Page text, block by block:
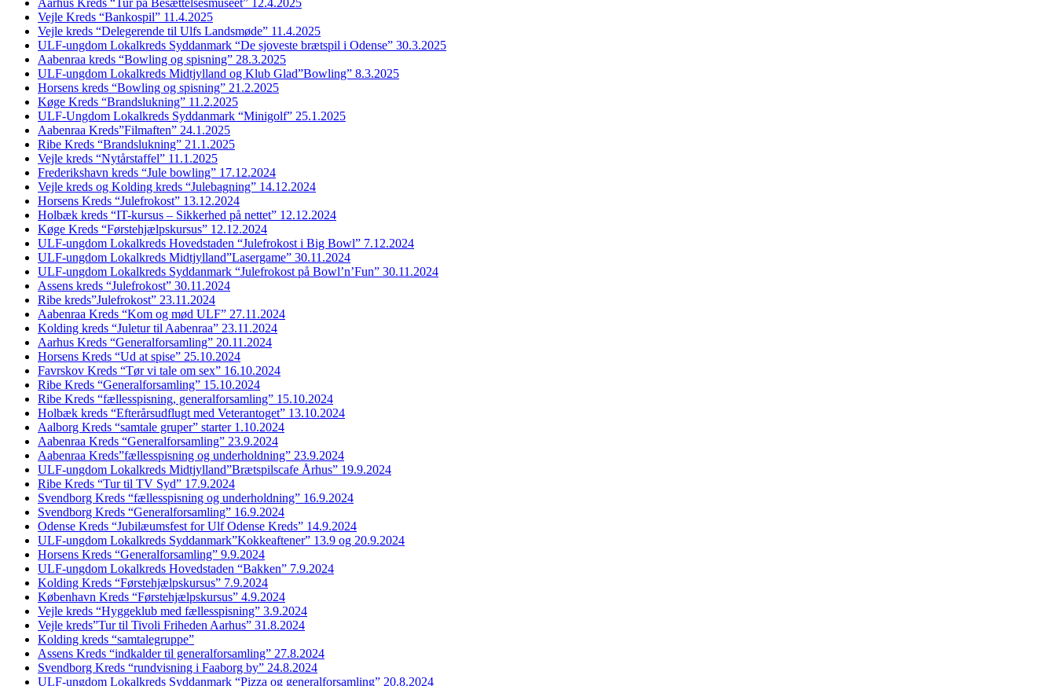
Aarhus Kreds “Tur på Besættelsesmuseet” 12.4.2025
Vejle Kreds “Bankospil” 11.4.2025
Vejle kreds “Delegerende til Ulfs Landsmøde” 11.4.2025
ULF-ungdom Lokalkreds Syddanmark “De sjoveste brætspil i Odense” 30.3.2025
Aabenraa kreds “Bowling og spisning” 28.3.2025
ULF-ungdom Lokalkreds Midtjylland og Klub Glad”Bowling” 8.3.2025
Horsens kreds “Bowling og spisning” 21.2.2025
Køge Kreds “Brandslukning” 11.2.2025
ULF-Ungdom Lokalkreds Syddanmark “Minigolf” 25.1.2025
Aabenraa Kreds”Filmaften” 24.1.2025
Ribe Kreds “Brandslukning” 21.1.2025
Vejle kreds “Nytårstaffel” 11.1.2025
Frederikshavn kreds “Jule bowling” 17.12.2024
Vejle kreds og Kolding kreds “Julebagning” 14.12.2024
Horsens Kreds “Julefrokost” 13.12.2024
Holbæk kreds “IT-kursus – Sikkerhed på nettet” 12.12.2024
Køge Kreds “Førstehjælpskursus” 12.12.2024
ULF-ungdom Lokalkreds Hovedstaden “Julefrokost i Big Bowl” 7.12.2024
ULF-ungdom Lokalkreds Midtjylland”Lasergame” 30.11.2024
ULF-ungdom Lokalkreds Syddanmark “Julefrokost på Bowl’n’Fun” 30.11.2024
Assens kreds “Julefrokost” 30.11.2024
Ribe kreds”Julefrokost” 23.11.2024
Aabenraa Kreds “Kom og mød ULF” 27.11.2024
Kolding kreds “Juletur til Aabenraa” 23.11.2024
Aarhus Kreds “Generalforsamling” 20.11.2024
Horsens Kreds “Ud at spise” 25.10.2024
Favrskov Kreds “Tør vi tale om sex” 16.10.2024
Ribe Kreds “Generalforsamling” 15.10.2024
Ribe Kreds “fællesspisning, generalforsamling” 15.10.2024
Holbæk kreds “Efterårsudflugt med Veterantoget” 13.10.2024
Aalborg Kreds “samtale gruper” starter 1.10.2024
Aabenraa Kreds “Generalforsamling” 23.9.2024
Aabenraa Kreds”fællesspisning og underholdning” 23.9.2024
ULF-ungdom Lokalkreds Midtjylland”Brætspilscafe Århus” 19.9.2024
Ribe Kreds “Tur til TV Syd” 17.9.2024
Svendborg Kreds “fællesspisning og underholdning” 16.9.2024
Svendborg Kreds “Generalforsamling” 16.9.2024
Odense Kreds “Jubilæumsfest for Ulf Odense Kreds” 14.9.2024
ULF-ungdom Lokalkreds Syddanmark”Kokkeaftener” 13.9 og 20.9.2024
Horsens Kreds “Generalforsamling” 9.9.2024
ULF-ungdom Lokalkreds Hovedstaden “Bakken” 7.9.2024
Kolding Kreds “Førstehjælpskursus” 7.9.2024
København Kreds “Førstehjælpskursus” 4.9.2024
Vejle kreds “Hyggeklub med fællesspisning” 3.9.2024
Vejle kreds”Tur til Tivoli Friheden Aarhus” 31.8.2024
Kolding kreds “samtalegruppe”
Assens Kreds “indkalder til generalforsamling” 27.8.2024
Svendborg Kreds “rundvisning i Faaborg by” 24.8.2024
ULF-ungdom Lokalkreds Syddanmark “Pizza og generalforsamling” 20.8.2024